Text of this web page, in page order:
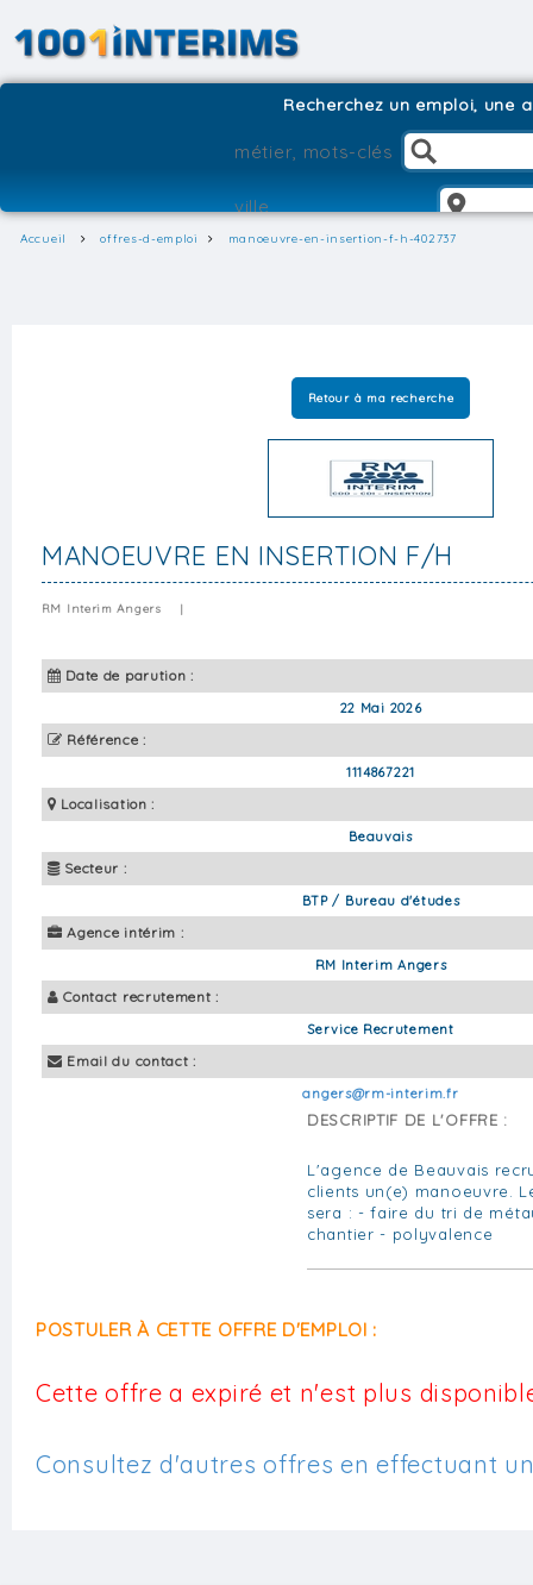
Recherchez un emploi, une
Accueil offres-d-emploi manoeuvre-en-insertion-f-h-402737
Retour à ma recherche
MANOEUVRE EN INSERTION F/H
RM Interim Angers |
Date de parution :
22 Mai 2026
Référence :
1114867221
Localisation :
Beauvais
Secteur :
BTP / Bureau d'études
Agence intérim :
RM Interim Angers
Contact recrutement :
Service Recrutement
Email du contact :
angers@rm-interim.fr
DESCRIPTIF DE L'OFFRE :
L'agence de Beauvais
clients un(e) manoeuvre.
sera : - faire du tri de
chantier - polyvalence
POSTULER À CETTE OFFRE D'EMPLOI :
Cette offre a expiré et n'est plus
Consultez d'autres offres en effectuant